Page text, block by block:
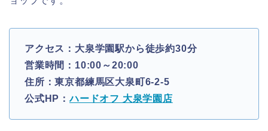
アクセス：大泉学園駅から徒歩約30分
営業時間：10:00～20:00
住所：東京都練馬区大泉町6-2-5
公式HP：ハードオフ 大泉学園店